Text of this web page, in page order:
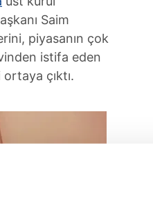
Saim
piyasanın çok
istifa eden
çıktı.